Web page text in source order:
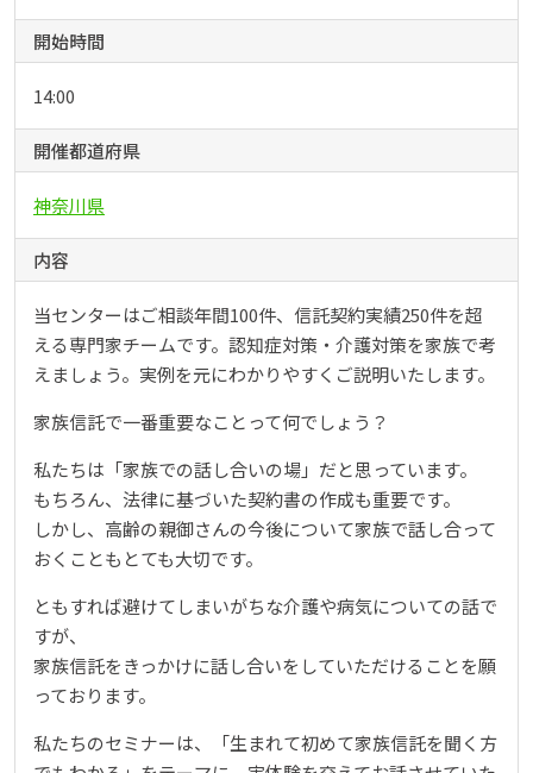
開始時間
14:00
開催都道府県
神奈川県
内容
当センターはご相談年間100件、信託契約実績250件を超
える専門家チームです。認知症対策・介護対策を家族で考
えましょう。実例を元にわかりやすくご説明いたします。
家族信託で一番重要なことって何でしょう？
私たちは「家族での話し合いの場」だと思っています。
もちろん、法律に基づいた契約書の作成も重要です。
しかし、高齢の親御さんの今後について家族で話し合って
おくこともとても大切です。
ともすれば避けてしまいがちな介護や病気についての話で
すが、
家族信託をきっかけに話し合いをしていただけることを願
っております。
私たちのセミナーは、「生まれて初めて家族信託を聞く方